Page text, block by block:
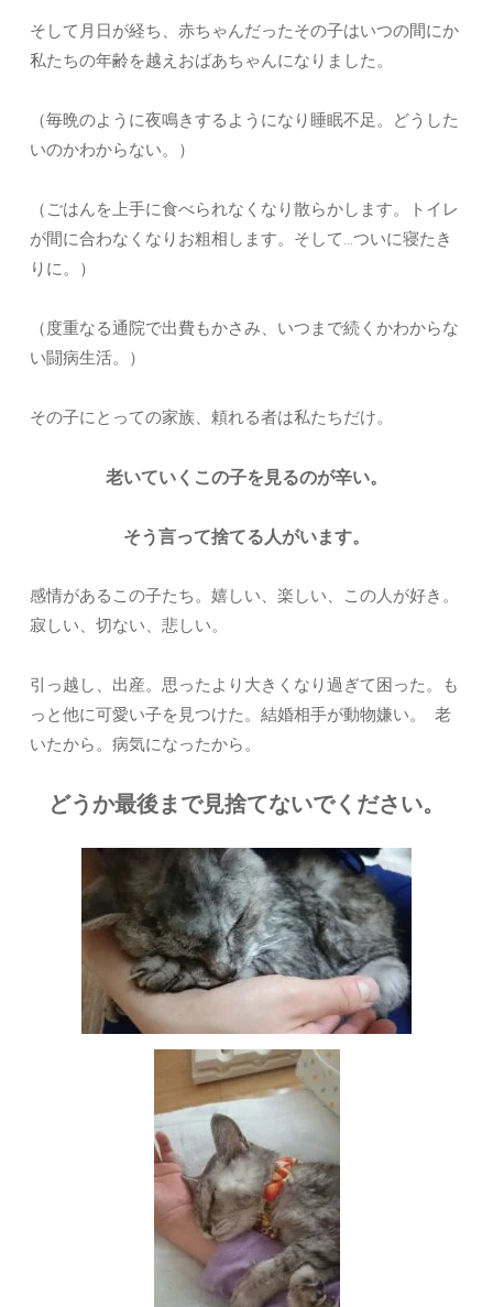
そして月日が経ち、赤ちゃんだったその子はいつの間にか
私たちの年齢を越えおばあちゃんになりました。
（毎晩のように夜鳴きするようになり睡眠不足。どうした
いのかわからない。）
（ごはんを上手に食べられなくなり散らかします。トイレ
が間に合わなくなりお粗相します。そして…ついに寝たき
りに。）
（度重なる通院で出費もかさみ、いつまで続くかわからな
い闘病生活。）
その子にとっての家族、頼れる者は私たちだけ。
老いていくこの子を見るのが辛い。
そう言って捨てる人がいます。
感情があるこの子たち。嬉しい、楽しい、この人が好き。
寂しい、切ない、悲しい。
引っ越し、出産。思ったより大きくなり過ぎて困った。も
っと他に可愛い子を見つけた。結婚相手が動物嫌い。 老
いたから。病気になったから。
どうか最後まで見捨てないでください。